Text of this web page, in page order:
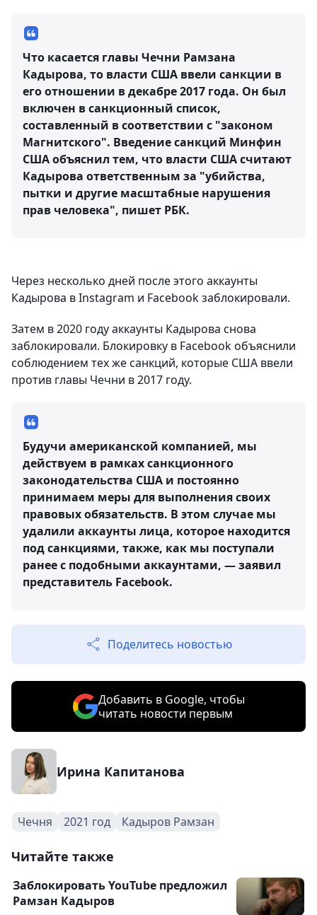
Что касается главы Чечни Рамзана
Кадырова, то власти США ввели санкции в
его отношении в декабре 2017 года. Он был
включен в санкционный список,
составленный в соответствии с "законом
Магнитского". Введение санкций Минфин
США объяснил тем, что власти США считают
Кадырова ответственным за "убийства,
пытки и другие масштабные нарушения
прав человека", пишет РБК.
Через несколько дней после этого аккаунты
Кадырова в Instagram и Facebook заблокировали.
Затем в 2020 году аккаунты Кадырова снова
заблокировали. Блокировку в Facebook объяснили
соблюдением тех же санкций, которые США ввели
против главы Чечни в 2017 году.
Будучи американской компанией, мы
действуем в рамках санкционного
законодательства США и постоянно
принимаем меры для выполнения своих
правовых обязательств. В этом случае мы
удалили аккаунты лица, которое находится
под санкциями, также, как мы поступали
ранее с подобными аккаунтами, — заявил
представитель Facebook.
Поделитесь новостью
Добавить в Google, чтобы
читать новости первым
Ирина Капитанова
Чечня 2021 год Кадыров Рамзан
Читайте также
Заблокировать YouTube предложил
Рамзан Кадыров